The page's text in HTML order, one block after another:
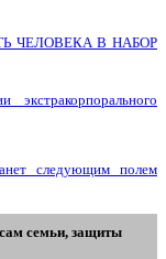
ЧЕЛОВЕКА В НАБОР
следующим полем
семьи, защиты